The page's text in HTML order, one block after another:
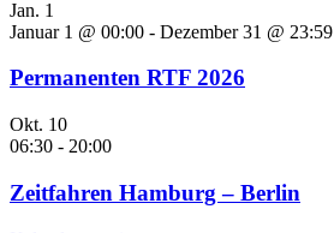
Jan. 1
Januar 1 @ 00:00 - Dezember 31 @ 23:59
Permanenten RTF 2026
Okt. 10
06:30 - 20:00
Zeitfahren Hamburg – Berlin